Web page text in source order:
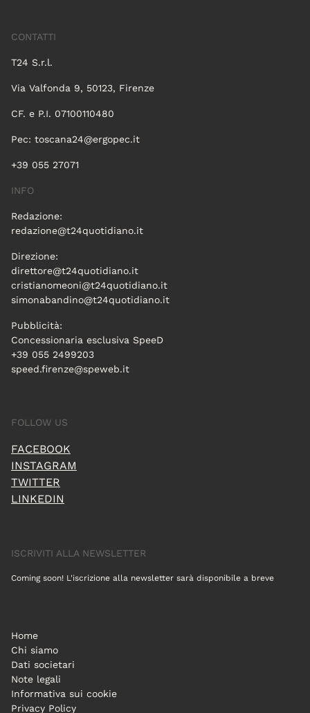
CONTATTI
T24 S.r.l.
Via Valfonda 9, 50123, Firenze
CF. e P.I. 07100110480
Pec: toscana24@ergopec.it
+39 055 27071
INFO
Redazione:
redazione@t24quotidiano.it
Direzione:
direttore@t24quotidiano.it
cristianomeoni@t24quotidiano.it
simonabandino@t24quotidiano.it
Pubblicità:
Concessionaria esclusiva SpeeD
+39 055 2499203
speed.firenze@speweb.it
FOLLOW US
FACEBOOK
INSTAGRAM
TWITTER
LINKEDIN
ISCRIVITI ALLA NEWSLETTER
Coming soon! L'iscrizione alla newsletter sarà disponibile a breve
Home
Chi siamo
Dati societari
Note legali
Informativa sui cookie
Privacy Policy